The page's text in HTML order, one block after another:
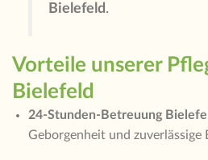
Bielefeld .
Vorteile unserer
Bielefeld
24-Stunden-Betreuung
Geborgenheit und zuverlässige